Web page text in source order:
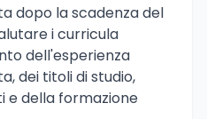
dopo la scadenza del
i curricula
dell'esperienza
dei titoli di studio,
e della formazione